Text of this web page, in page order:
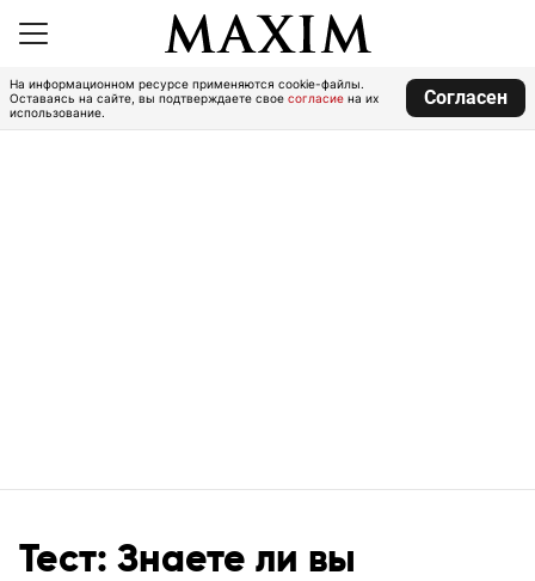
На информационном ресурсе применяются cookie-файлы.
Оставаясь на сайте, вы подтверждаете свое согласие на их
использование.
Согласен
Тест: Знаете ли вы